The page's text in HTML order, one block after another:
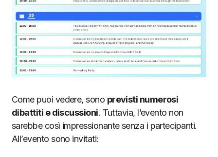
Come puoi vedere, sono previsti numerosi
dibattiti e discussioni. Tuttavia, l’evento non
sarebbe così impressionante senza i partecipanti.
All’evento sono invitati: